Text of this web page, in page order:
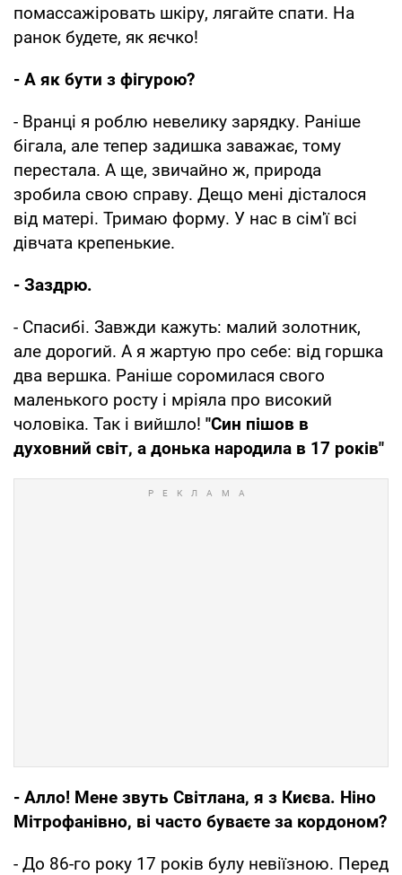
помассажіровать шкіру, лягайте спати. На
ранок будете, як яєчко!
- А як бути з фігурою?
- Вранці я роблю невелику зарядку. Раніше
бігала, але тепер задишка заважає, тому
перестала. А ще, звичайно ж, природа
зробила свою справу. Дещо мені дісталося
від матері. Тримаю форму. У нас в сім'ї всі
дівчата крепенькие.
- Заздрю.
- Спасибі. Завжди кажуть: малий золотник,
але дорогий. А я жартую про себе: від горшка
два вершка. Раніше соромилася свого
маленького росту і мріяла про високий
чоловіка. Так і вийшло! "Син пішов в
духовний світ, а донька народила в 17 років"
- Алло! Мене звуть Свiтлана, я з Києва. Нiно
Мітрофанiвно, ві часто буваєте за кордоном?
- До 86-го року 17 рокiв булу невіїзною. Перед